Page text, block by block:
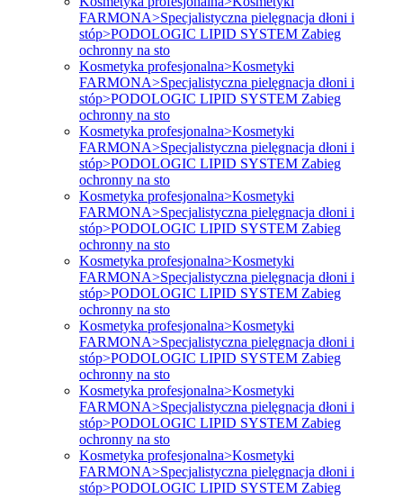
FARMONA>Specjalistyczna pielęgnacja dłoni i
stóp>PODOLOGIC LIPID SYSTEM Zabieg
ochronny na sto
Kosmetyka profesjonalna>Kosmetyki
FARMONA>Specjalistyczna pielęgnacja dłoni i
stóp>PODOLOGIC LIPID SYSTEM Zabieg
ochronny na sto
Kosmetyka profesjonalna>Kosmetyki
FARMONA>Specjalistyczna pielęgnacja dłoni i
stóp>PODOLOGIC LIPID SYSTEM Zabieg
ochronny na sto
Kosmetyka profesjonalna>Kosmetyki
FARMONA>Specjalistyczna pielęgnacja dłoni i
stóp>PODOLOGIC LIPID SYSTEM Zabieg
ochronny na sto
Kosmetyka profesjonalna>Kosmetyki
FARMONA>Specjalistyczna pielęgnacja dłoni i
stóp>PODOLOGIC LIPID SYSTEM Zabieg
ochronny na sto
Kosmetyka profesjonalna>Kosmetyki
FARMONA>Specjalistyczna pielęgnacja dłoni i
stóp>PODOLOGIC LIPID SYSTEM Zabieg
ochronny na sto
Kosmetyka profesjonalna>Kosmetyki
FARMONA>Specjalistyczna pielęgnacja dłoni i
stóp>PODOLOGIC LIPID SYSTEM Zabieg
ochronny na sto
Kosmetyka profesjonalna>Kosmetyki
FARMONA>Specjalistyczna pielęgnacja dłoni i
stóp>PODOLOGIC LIPID SYSTEM Zabieg